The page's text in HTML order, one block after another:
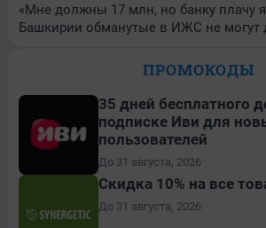
«Мне должны 17 млн, но банку плачу
Башкирии обманутые в ИЖС не могут
ПРОМОКОДЫ
35 дней бесплатного
подписке Иви для
пользователей
До 31 августа, 2026
Скидка 10% на все
До 31 августа, 2026